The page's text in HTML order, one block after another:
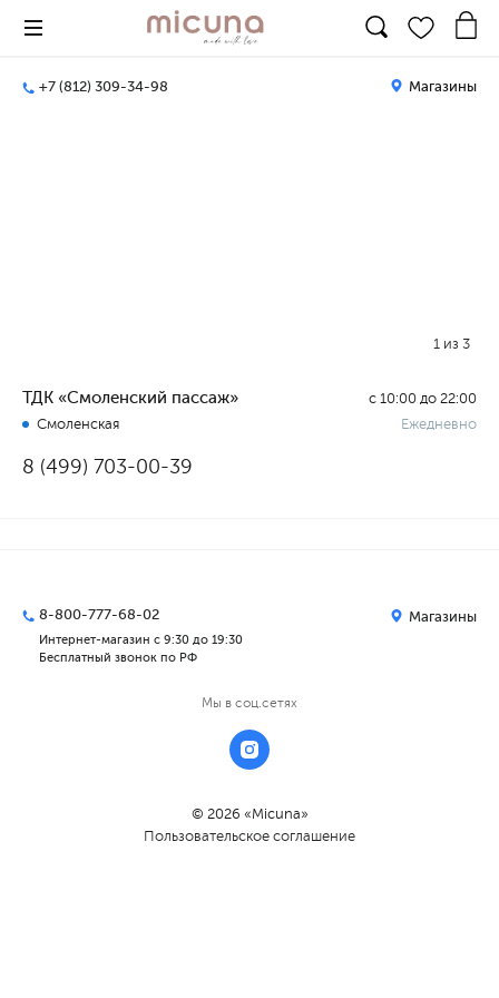
+7 (812) 309-34-98 Магазины
ТДК «Смоленский пассаж»
Смоленская
с 10:00 до 22:00
Ежедневно
8 (499) 703-00-39
1 из 3
8-800-777-68-02
Интернет-магазин с 9:30 до 19:30
Бесплатный звонок по РФ
Магазины
Мы в соц.сетях
© 2026 «Micuna»
Пользовательское соглашение